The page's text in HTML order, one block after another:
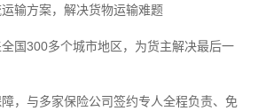
输方案，解决货物运输难题
国300多个城市地区，为货主解决最后一
，与多家保险公司签约专人全程负责、免